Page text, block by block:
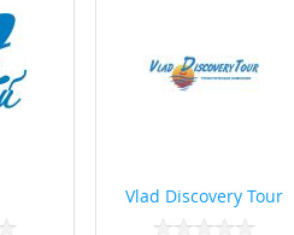
Vlad Discovery Tour